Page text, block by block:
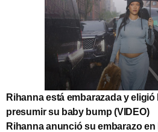
Rihanna está embarazada y eligió
presumir su baby bump (VIDEO)
Rihanna anunció su embarazo en